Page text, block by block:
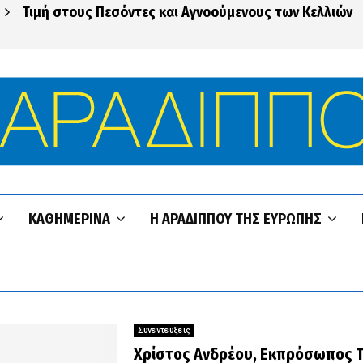
Τιμή στους Πεσόντες και Αγνοούμενους των Κελλιών
ΚΑΘΗΜΕΡΙΝΆ Η ΑΡΑΔΊΠΠΟΥ ΤΗΣ ΕΥΡΏΠΗΣ
Συνεντευξεις
Χρίστος Ανδρέου, Εκπρόσωπος